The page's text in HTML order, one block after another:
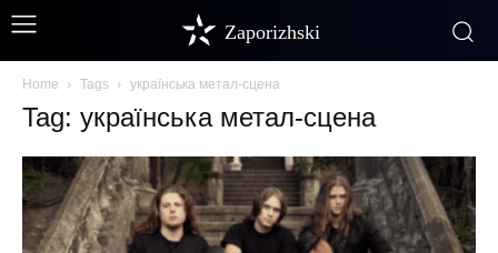
Zaporizhski
Home Tags українська метал-сцена
Tag: українська метал-сцена